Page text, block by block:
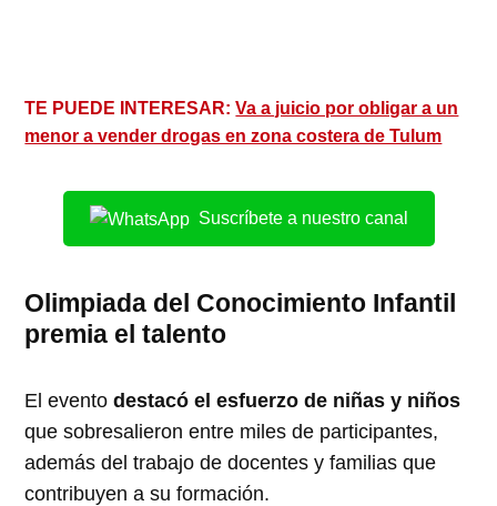
TE PUEDE INTERESAR:Va a juicio por obligar a un
menor a vender drogas en zona costera de Tulum
Suscríbete a nuestro canal
Olimpiada del Conocimiento Infantil
premia el talento
El evento destacó el esfuerzo de niñas y niños
que sobresalieron entre miles de participantes,
además del trabajo de docentes y familias que
contribuyen a su formación.